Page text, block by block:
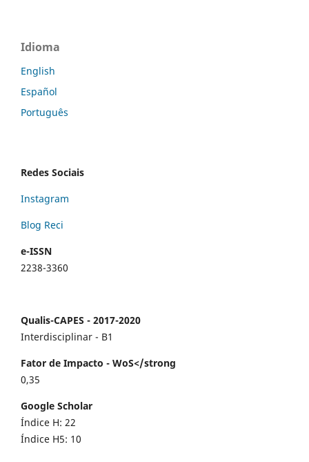
Idioma
English
Español
Português
Redes Sociais
Instagram
Blog Reci
e-ISSN
2238-3360
Qualis-CAPES - 2017-2020
Interdisciplinar - B1
Fator de Impacto - WoS</strong
0,35
Google Scholar
Índice H: 22
Índice H5: 10